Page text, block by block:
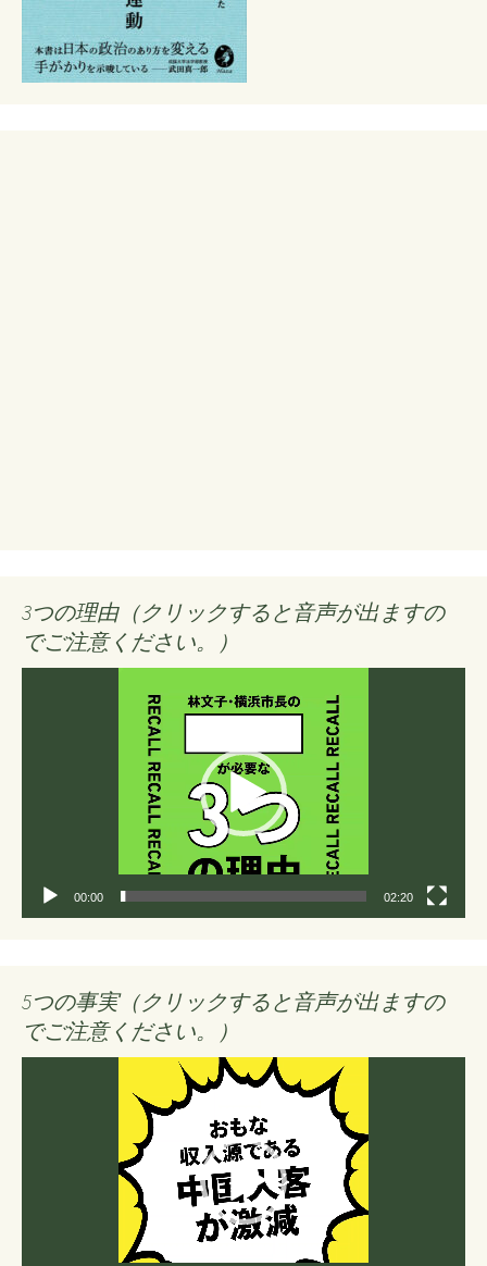
3つの理由（クリックすると音声が出ますの
でご注意ください。）
00:00 02:20
5つの事実（クリックすると音声が出ますの
でご注意ください。）